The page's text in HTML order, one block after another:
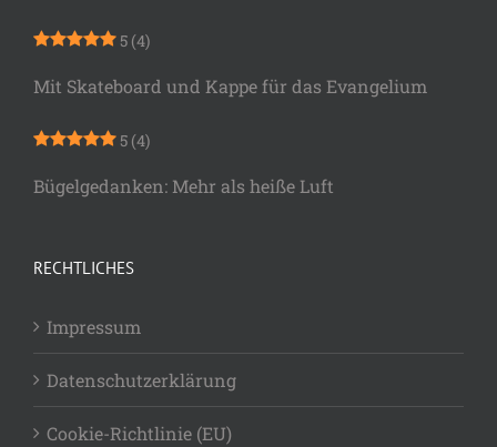
5 (4)
Mit Skateboard und Kappe für das Evangelium
5 (4)
Bügelgedanken: Mehr als heiße Luft
RECHTLICHES
Impressum
Datenschutzerklärung
Cookie-Richtlinie (EU)